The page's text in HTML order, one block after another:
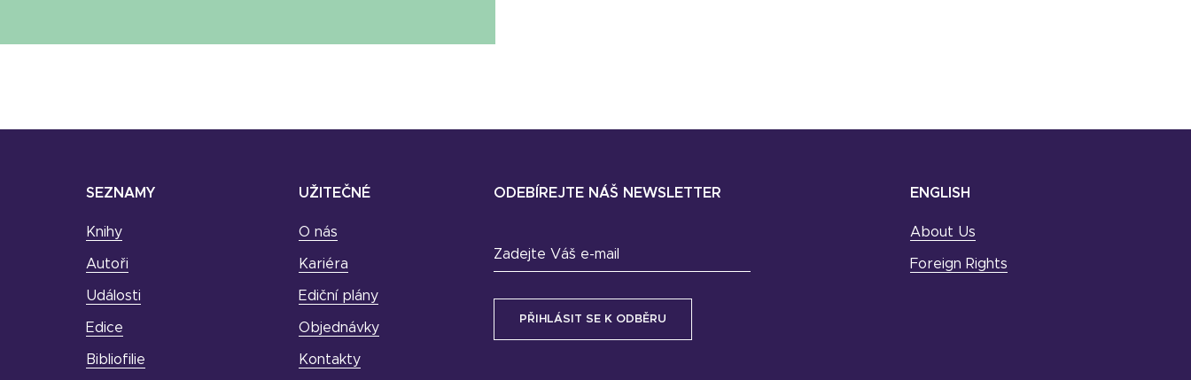
SEZNAMY
Knihy
Autoři
Události
Edice
Bibliofilie
UŽITEČNÉ
O nás
Kariéra
Ediční plány
Objednávky
Kontakty
ODEBÍREJTE NÁŠ NEWSLETTER
Zadejte Váš e-mail
ENGLISH
About Us
Foreign Rights